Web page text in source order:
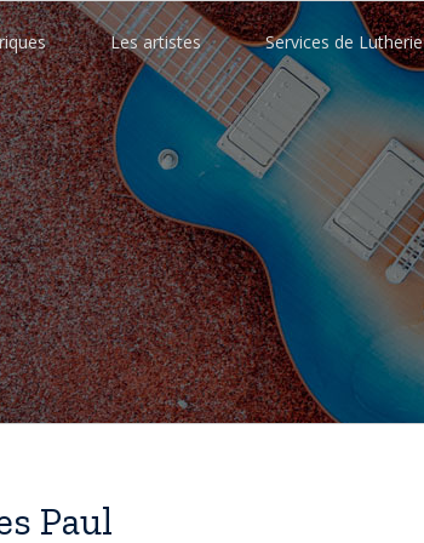
Les artistes Services de Lutherie
Paul